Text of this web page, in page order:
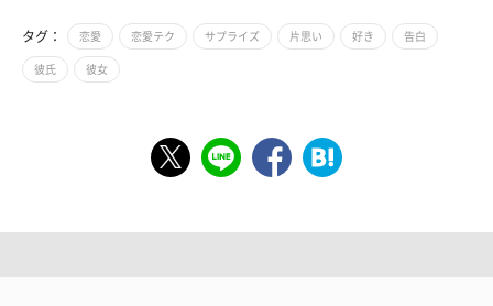
タグ： 恋愛 恋愛テク サプライズ 片思い 好き 告白
彼氏 彼女